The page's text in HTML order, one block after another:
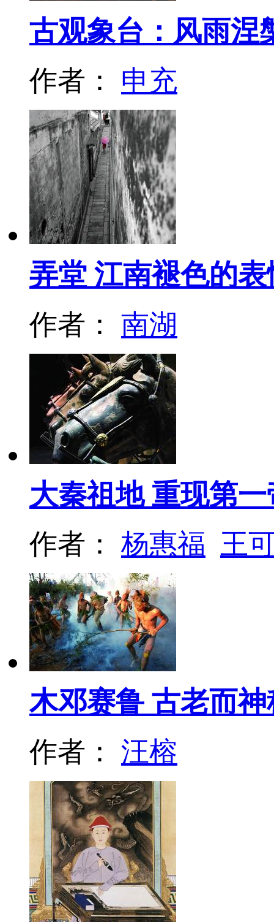
古观象台：风雨涅
作者： 申充
弄堂 江南褪色的表
作者： 南湖
大秦祖地 重现第
作者： 杨惠福 王
木邓赛鲁 古老而
作者： 汪榕